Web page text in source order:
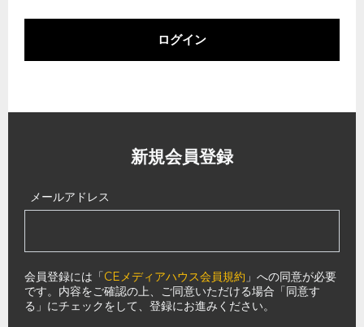
ログイン
新規会員登録
メールアドレス
会員登録には「CEメディアハウス会員規約 」への同意が必要
です。内容をご確認の上、ご同意いただける場合「同意す
る」にチェックをして、登録にお進みください。